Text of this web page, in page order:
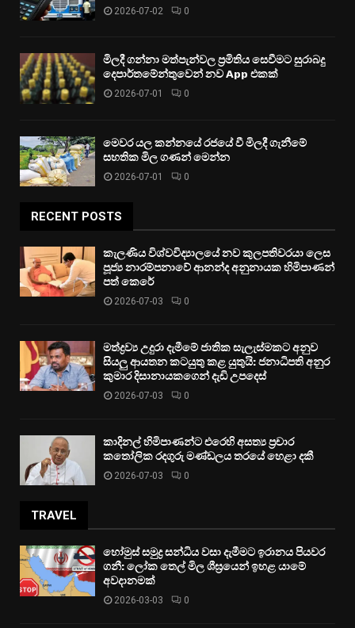
2026-07-02 0
මිලදී ගන්නා මත්පැන්වල ප්‍රමිතිය සෙවීමට සුරාබදු
දෙපාර්තමේන්තුවෙන් නව App එකක්
2026-07-01 0
මෙවර යල කන්නයේ රජයේ වී මිලදී ගැනීමේ
සහතික මිල ගණන් මෙන්න
2026-07-01 0
RECENT POSTS
කැලණිය විශ්වවිද්‍යාලයේ නව කුලපතිවරයා ලෙස
පූජ්‍ය නාරම්පනාවේ ආනන්ද අනුනායක හිමිපාණන්
පත් කෙරේ
2026-07-03 0
මත්ද්‍රව්‍ය උදුරා දැමීමේ ජාතික සැලැස්මකට අනුව
සියලු ආයතන කටයුතු කළ යුතුයි: ජනාධිපති අනුර
කුමාර දිසානායකගෙන් දැඩි උපදෙස්
2026-07-03 0
කාදිනල් හිමිපාණන්ට එරෙහි අසත්‍ය ප්‍රචාර
කතෝලික රදගුරු මණ්ඩලය තරයේ හෙළා දකී
2026-07-03 0
TRAVEL
හෝමුස් සමුද්‍ර සන්ධිය වසා දැමීමට ඉරානය පියවර
ගනී: ලෝක තෙල් මිල ශීඝ්‍රයෙන් ඉහළ යාමේ
අවදානමක්
2026-03-03 0